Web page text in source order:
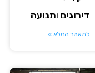
דירוגים ותנועה
למאמר המלא »